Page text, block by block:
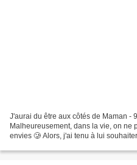
J'aurai du être aux côtés de Maman -
Malheureusement, dans la vie, on ne
envies 🥲 Alors, j'ai tenu à lui